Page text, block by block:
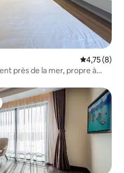
Évaluation
4,75 (8)
près de la mer, propre à